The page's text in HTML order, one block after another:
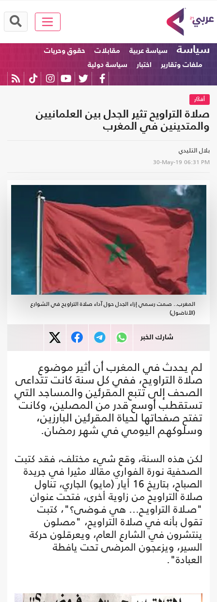
سياسة سياسة عربية مقابلات
حقوق وحريات
ملفات وتقارير
اختبار سياسة دولية
أفكَار
صلاة التراويح تثير الجدل بين العلمانيين
والمتدينين في المغرب
بلال التليدي
30-May-19 06:31 PM
المغرب.. صمت رسمي إزاء الجدل حول آداء صلاة التراويح في الشوارع
(الأناضول)
شارك الخبر
لم يحدث في المغرب أن أثير موضوع
صلاة التراويح، ففي كل سنة كانت تتداعى
الصحف إلى تتبع المقرئين والمساجد التي
تستقطب أوسع قدر من المصلين، وكانت
تفتح صفحاتها لحياة المقرئين البارزين،
وسلوكهم اليومي في شهر رمضان.
لكن هذه السنة، وقع شيء مختلف، فقد كتبت
الصحفية نورة الفواري مقالا مثيرا في جريدة
الصباح، بتاريخ 16 أيار (مايو) الجاري، تناول
صلاة التراويح من زاوية أخرى، فتحت عنوان
"صـلاة التراويـح… هي فـوضى؟"، كتبت
تقول بأنه في صلاة التراويح، "مصلون
ينتشرون في الشارع العام، ويعرقلون حركة
السير، ويزعجون المرضى تحت يافطة
العبادة".